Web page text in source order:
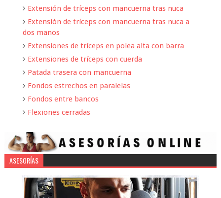
Extensión de tríceps con mancuerna tras nuca
Extensión de tríceps con mancuerna tras nuca a
dos manos
Extensiones de tríceps en polea alta con barra
Extensiones de tríceps con cuerda
Patada trasera con mancuerna
Fondos estrechos en paralelas
Fondos entre bancos
Flexiones cerradas
ASESORÍAS